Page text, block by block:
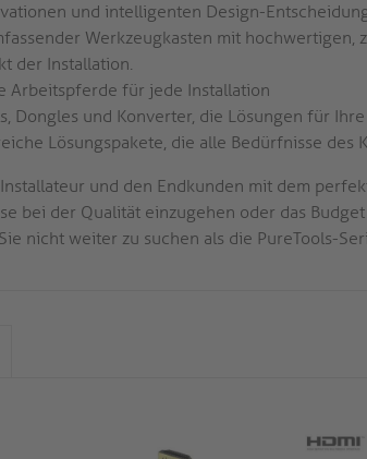
und intelligenten Design-
Werkzeugkasten mit hochwertigen,
der Installation.
Arbeitspferde für jede Installation
Dongles und Konverter, die Lösungen für
Lösungspakete, die alle Bedürfnisse des
und den Endkunden mit dem
bei der Qualität einzugehen oder das
nicht weiter zu suchen als die PureTools-